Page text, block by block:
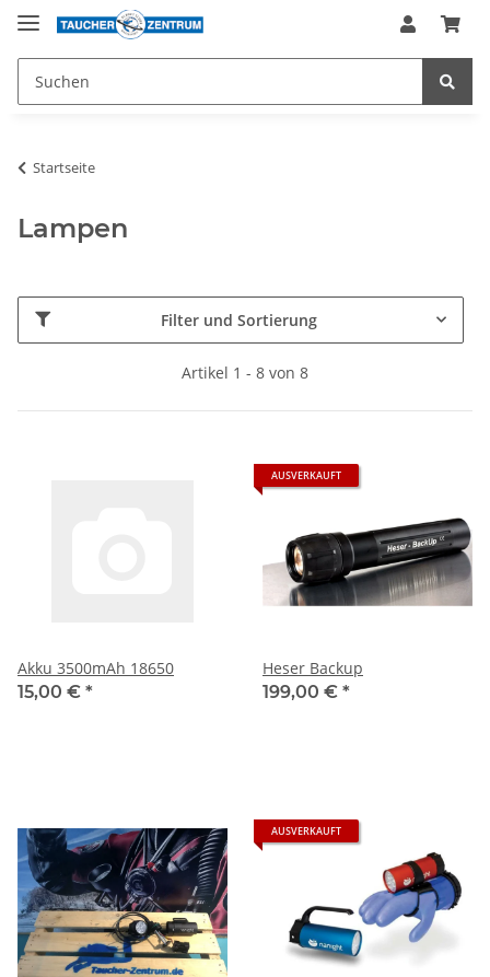
Startseite
Lampen
Filter und Sortierung
Artikel 1 - 8 von 8
Akku 3500mAh 18650
15,00 € *
AUSVERKAUFT
Heser Backup
199,00 € *
AUSVERKAUFT